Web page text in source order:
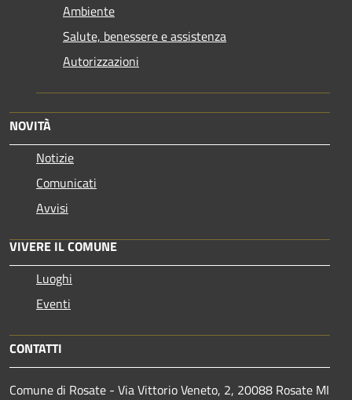
Ambiente
Salute, benessere e assistenza
Autorizzazioni
NOVITÀ
Notizie
Comunicati
Avvisi
VIVERE IL COMUNE
Luoghi
Eventi
CONTATTI
Comune di Rosate - Via Vittorio Veneto, 2, 20088 Rosate MI